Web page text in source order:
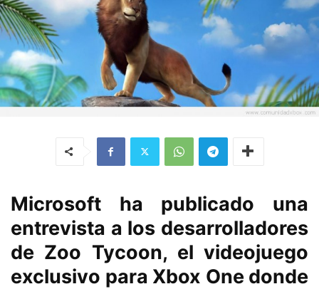
Microsoft ha publicado una
entrevista a los desarrolladores
de Zoo Tycoon, el videojuego
exclusivo para Xbox One donde